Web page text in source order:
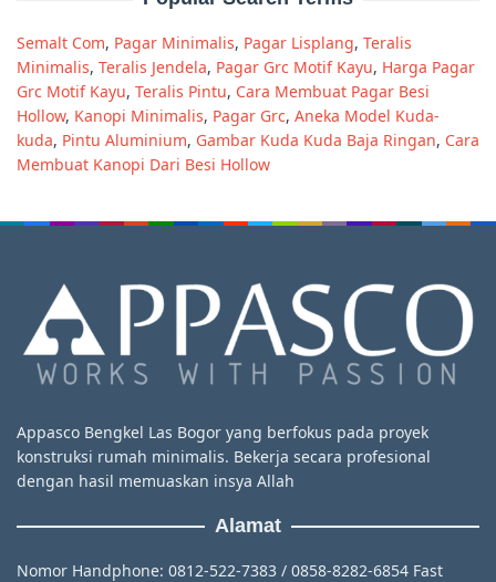
Semalt Com, Pagar Minimalis, Pagar Lisplang, Teralis
Minimalis, Teralis Jendela, Pagar Grc Motif Kayu, Harga Pagar
Grc Motif Kayu, Teralis Pintu, Cara Membuat Pagar Besi
Hollow, Kanopi Minimalis, Pagar Grc, Aneka Model Kuda-
kuda, Pintu Aluminium, Gambar Kuda Kuda Baja Ringan, Cara
Membuat Kanopi Dari Besi Hollow
Appasco Bengkel Las Bogor yang berfokus pada proyek
konstruksi rumah minimalis. Bekerja secara profesional
dengan hasil memuaskan insya Allah
Alamat
Nomor Handphone: 0812-522-7383 / 0858-8282-6854 Fast